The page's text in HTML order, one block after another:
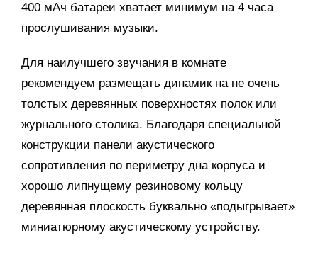
400 мАч батареи хватает минимум на 4 часа
прослушивания музыки.
Для наилучшего звучания в комнате
рекомендуем размещать динамик на не очень
толстых деревянных поверхностях полок или
журнального столика. Благодаря специальной
конструкции панели акустического
сопротивления по периметру дна корпуса и
хорошо липнущему резиновому кольцу
деревянная плоскость буквально «подыгрывает»
миниатюрному акустическому устройству.